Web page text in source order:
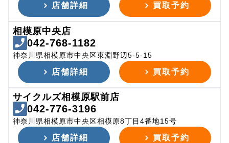
店舗詳細 買取予約
相模原中央店
042-768-1182
神奈川県相模原市中央区東淵野辺5-5-15
店舗詳細 買取予約
サイクルズ相模原駅前店
042-776-3196
神奈川県相模原市中央区相模原8丁目4番地15号
店舗詳細 買取予約